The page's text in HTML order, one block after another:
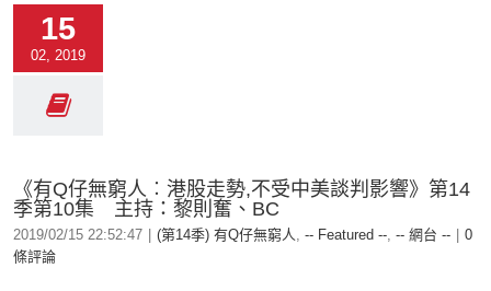
15
02, 2019
《有Q仔無窮人︰港股走勢,不受中美談判影響》第14
季第10集 主持：黎則奮、BC
2019/02/15 22:52:47 (第14季) 有Q仔無窮人, -- Featured --, -- 網台 --
0
條評論